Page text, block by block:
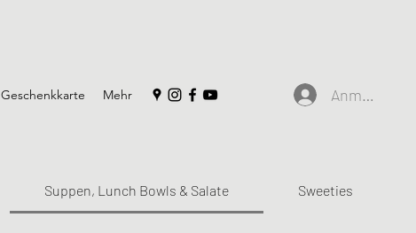
Geschenkkarte Mehr Anmelden
Suppen, Lunch Bowls & Salate Sweeties